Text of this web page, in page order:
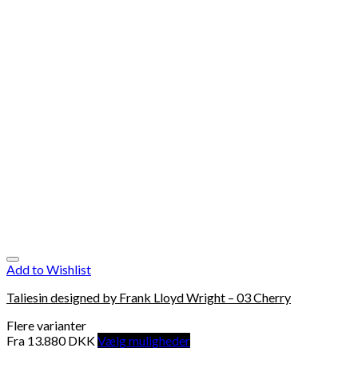
Add to Wishlist
Taliesin designed by Frank Lloyd Wright – 03 Cherry
Flere varianter
Fra 13.880DKKVælg muligheder